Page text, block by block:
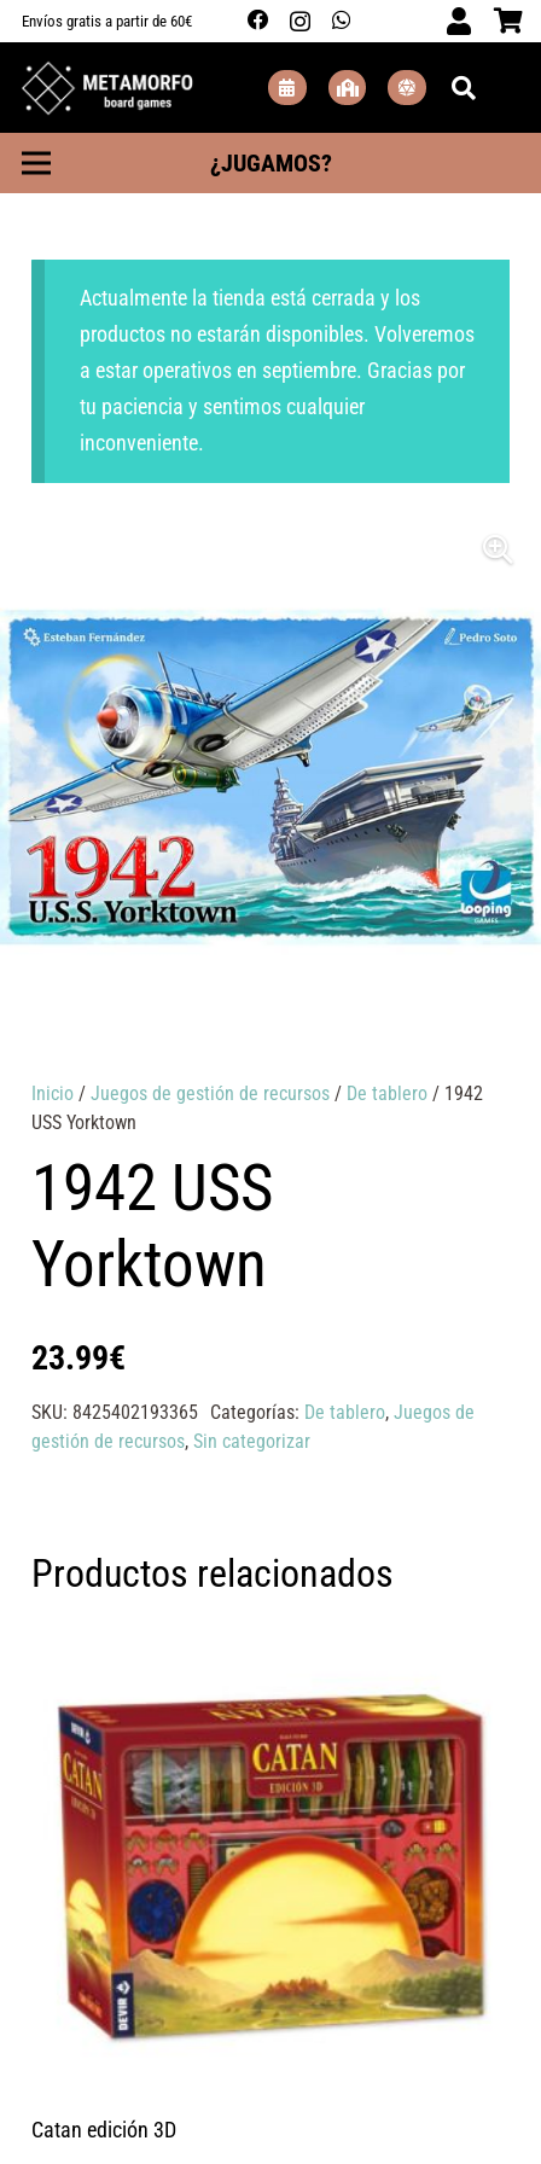
Envíos gratis a partir de 60€
¿JUGAMOS?
Actualmente la tienda está cerrada y los
productos no estarán disponibles. Volveremos
a estar operativos en septiembre. Gracias por
tu paciencia y sentimos cualquier
inconveniente.
Inicio /Juegos de gestión de recursos / De tablero / 1942
USS Yorktown
1942 USS
Yorktown
23.99€
SKU: 8425402193365 Categorías: De tablero, Juegos de
gestión de recursos,Sin categorizar
Productos relacionados
Catan edición 3D